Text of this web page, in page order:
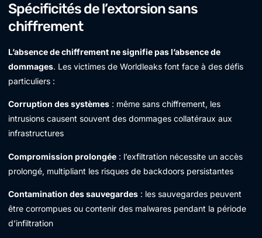
Spécificités de l’extorsion sans
chiffrement
L’absence de chiffrement ne signifie pas l’absence de
dommages. Les victimes de Worldleaks font face à des défis
particuliers :
Corruption des systèmes : même sans chiffrement, les
intrusions causent souvent des dommages collatéraux aux
infrastructures
Compromission prolongée : l’exfiltration nécessite un accès
prolongé, multipliant les risques de backdoors persistantes
Contamination des sauvegardes : les sauvegardes peuvent
être corrompues ou contenir des malwares pendant la période
d’infiltration